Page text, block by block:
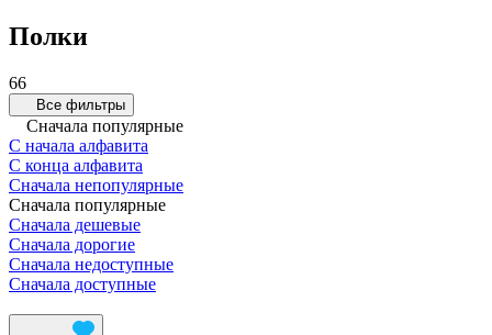
Полки
66
Все фильтры
Сначала популярные
С начала алфавита
С конца алфавита
Сначала непопулярные
Сначала популярные
Сначала дешевые
Сначала дорогие
Сначала недоступные
Сначала доступные